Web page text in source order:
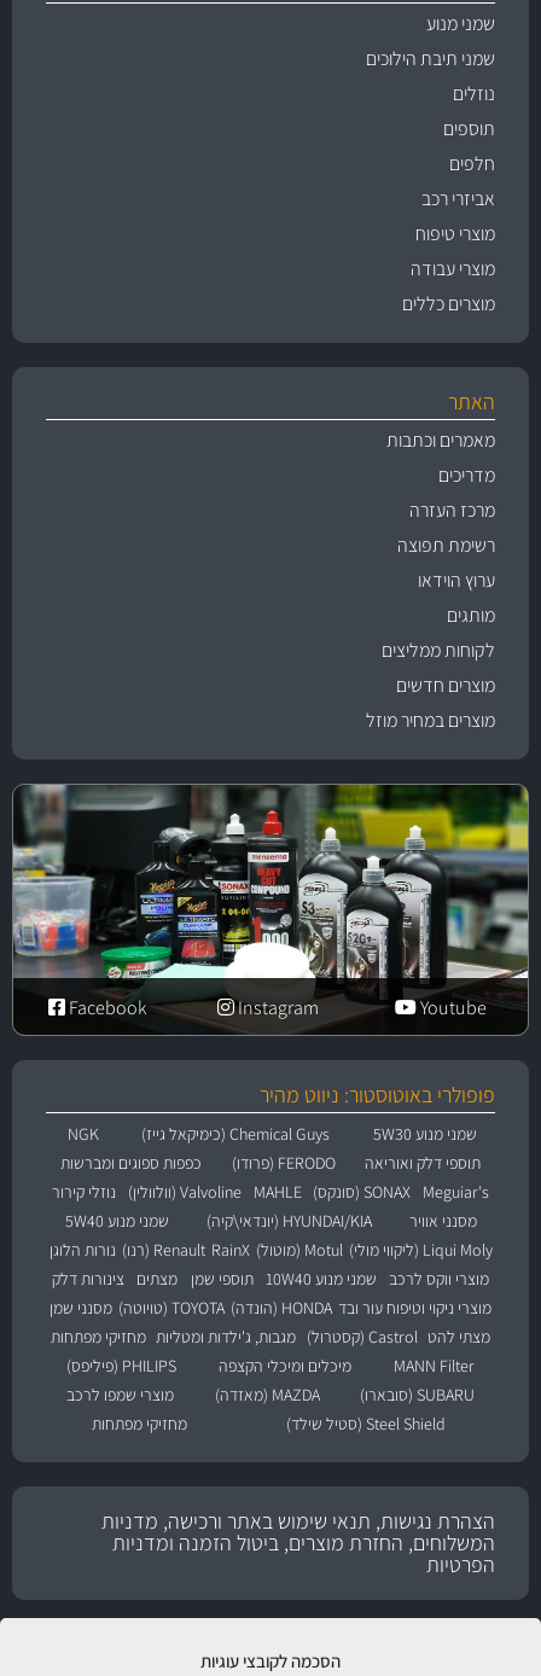
הסכמה לקובצי עוגיות
שמני מנוע
שמני תיבת הילוכים
נוזלים
תוספים
חלפים
אביזרי רכב
מוצרי טיפוח
מוצרי עבודה
מוצרים כללים
האתר
מאמרים וכתבות
מדריכים
מרכז העזרה
רשימת תפוצה
ערוץ הוידאו
מותגים
לקוחות ממליצים
מוצרים חדשים
מוצרים במחיר מוזל
Youtube
Instagram
Facebook
פופולרי באוטוסטור: ניווט מהיר
שמני מנוע 5W30 Chemical Guys (כימיקאל גייז)
NGK
תוספי דלק ואוריאה
FERODO (פרודו)
כפפות ספוגים ומברשות
Meguiar's
SONAX (סונקס) MAHLE Valvoline (וולוולין)
נוזלי קירור
מסנני אוויר
HYUNDAI/KIA (יונדאי\קיה)
שמני מנוע 5W40
Liqui Moly (ליקווי מולי)
Motul (מוטול) RainX Renault (רנו)
נורות הלוגן
מוצרי ווקס לרכב
שמני מנוע 10W40 תוספי שמן מצתים
צינורות דלק
מוצרי ניקוי וטיפוח עור ובד HONDA (הונדה) TOYOTA (טויוטה)
מסנני שמן
מצתי להט Castrol (קסטרול) מגבות, ג'ילדות ומטליות מחזיקי מפתחות
MANN Filter
מיכלים ומיכלי הקצפה
PHILIPS (פיליפס)
SUBARU (סובארו)
MAZDA (מאזדה)
מוצרי שמפו לרכב
Steel Shield (סטיל שילד)
מחזיקי מפתחות
הצהרת נגישות, תנאי שימוש באתר ורכישה, מדניות
המשלוחים, החזרת מוצרים, ביטול הזמנה ומדניות
הפרטיות